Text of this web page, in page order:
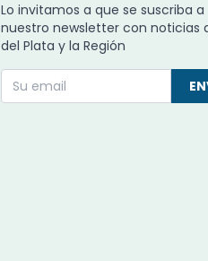
Lo invitamos a que se suscriba a
nuestro newsletter con noticias
del Plata y la Región